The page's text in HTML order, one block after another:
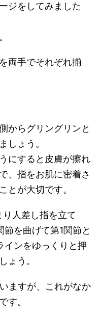
ジをしてみました
両手でそれぞれ揃
からグリングリンと
しょう。
にすると皮膚が擦れ
、指をお肌に密着さ
とが大切です。
人差し指を立て
を曲げて第1関節と
インをゆっくりと押
ょう。
ますが、これがなか
す。